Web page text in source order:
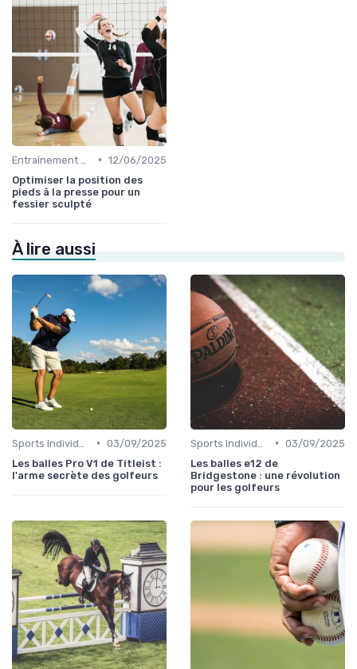
• 12/06/2025
Optimiser la position des
pieds à la presse pour un
fessier sculpté
À lire aussi
• 03/09/2025
Les balles Pro V1 de Titleist :
l'arme secrète des golfeurs
• 03/09/2025
Les balles e12 de
Bridgestone : une révolution
pour les golfeurs